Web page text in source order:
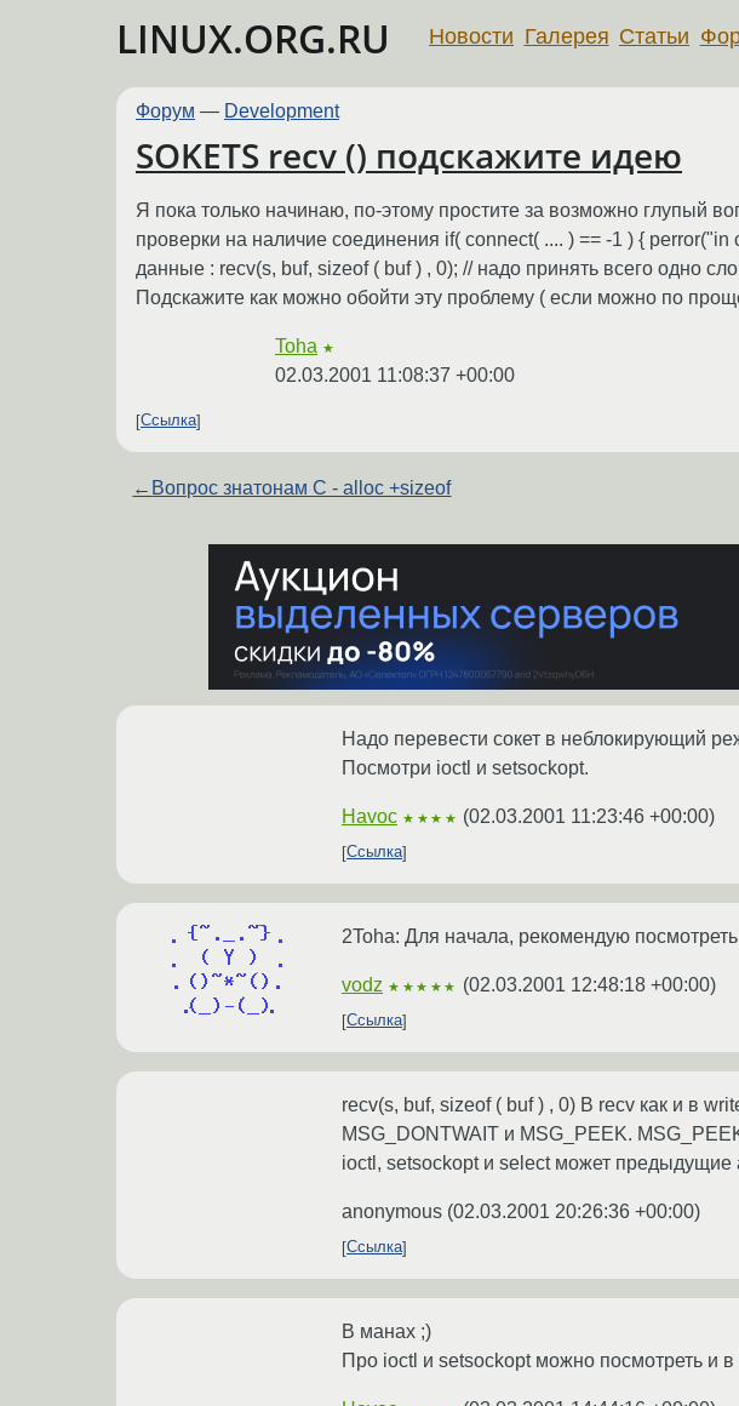
LINUX.ORG.RU Новости Галерея Статьи
Форум — Development
SOKETS recv () подскажите идею
Я пока только начинаю, по-этому простите за возможно глупый
проверки на наличие соединения if( connect( .... ) == -1 ) {
данные : recv(s, buf, sizeof ( buf ) , 0); // надо принять всего одно
Подскажите как можно обойти эту проблему ( если можно по
Toha ★
02.03.2001 11:08:37 +00:00
Ссылка
← Вопрос знатонам C - alloc +sizeof
Надо перевести сокет в неблокирующий
Посмотри ioctl и setsockopt.
Havoc ★★★★ (02.03.2001 11:23:46 +00:00)
Ссылка
2Toha: Для начала, рекомендую
vodz ★★★★★ (02.03.2001 12:48:18 +00:00)
Ссылка
recv(s, buf, sizeof ( buf ) , 0) В recv как и в
MSG_DONTWAIT и MSG_PEEK.
ioctl, setsockopt и select может предыдущие
anonymous (02.03.2001 20:26:36 +00:00)
Ссылка
В манах ;)
Про ioctl и setsockopt можно посмотреть и